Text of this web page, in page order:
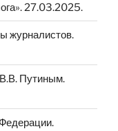
27.03.2025.
журналистов.
Путиным.